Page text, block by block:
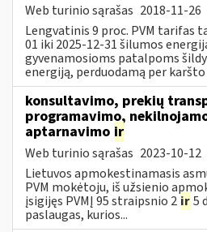
Web turinio sąrašas 2018-11-26
Lengvatinis 9 proc. PVM tarifas
01 iki 2025-12-31 šilumos
gyvenamosioms patalpoms
energiją, perduodamą per karšto
konsultavimo, prekių
programavimo,
aptarnavimo ir
Web turinio sąrašas 2023-10-12
Lietuvos apmokestinamasis
PVM mokėtoju, iš užsienio
įsigijęs PVMĮ 95 straipsnio 2 ir5
paslaugas, kurios...